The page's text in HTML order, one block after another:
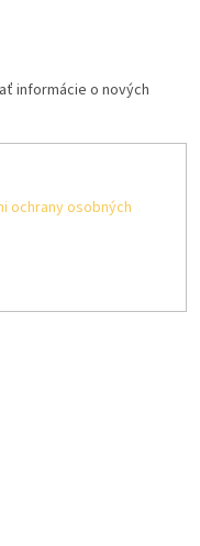
informácie o nových
ochrany osobných